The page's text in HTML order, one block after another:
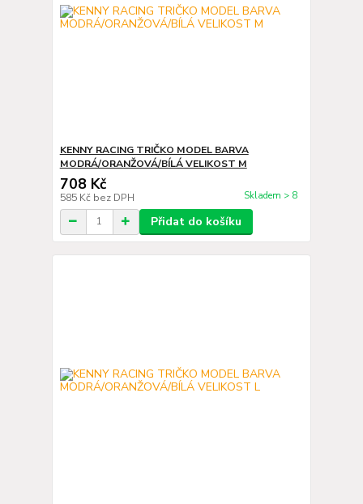
KENNY RACING TRIČKO MODEL BARVA
MODRÁ/ORANŽOVÁ/BÍLÁ VELIKOST M
708 Kč
585 Kč bez DPH Skladem > 8
Přidat do košíku